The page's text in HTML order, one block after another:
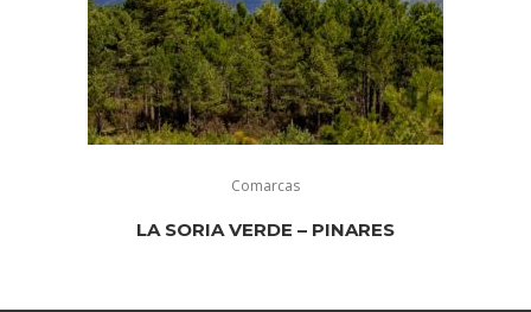
Comarcas
LA SORIA VERDE – PINARES